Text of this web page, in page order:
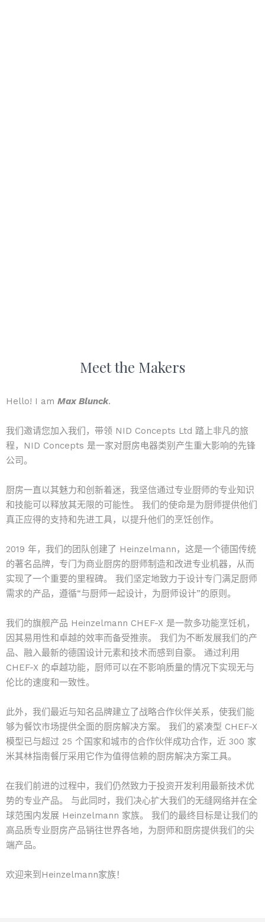
Meet the Makers
Hello! I am Max Blunck.
我们邀请您加入我们，带领 NID Concepts Ltd 踏上非凡的旅
程，NID Concepts 是一家对厨房电器类别产生重大影响的先锋
公司。
厨房一直以其魅力和创新着迷，我坚信通过专业厨师的专业知识
和技能可以释放其无限的可能性。 我们的使命是为厨师提供他们
真正应得的支持和先进工具，以提升他们的烹饪创作。
2019 年，我们的团队创建了 Heinzelmann，这是一个德国传统
的著名品牌，专门为商业厨房的厨师制造和改进专业机器，从而
实现了一个重要的里程碑。 我们坚定地致力于设计专门满足厨师
需求的产品，遵循“与厨师一起设计，为厨师设计”的原则。
我们的旗舰产品 Heinzelmann CHEF-X 是一款多功能烹饪机，
因其易用性和卓越的效率而备受推崇。 我们为不断发展我们的产
品、融入最新的德国设计元素和技术而感到自豪。 通过利用
CHEF-X 的卓越功能，厨师可以在不影响质量的情况下实现无与
伦比的速度和一致性。
此外，我们最近与知名品牌建立了战略合作伙伴关系，使我们能
够为餐饮市场提供全面的厨房解决方案。 我们的紧凑型 CHEF-X
模型已与超过 25 个国家和城市的合作伙伴成功合作，近 300 家
米其林指南餐厅采用它作为值得信赖的厨房解决方案工具。
在我们前进的过程中，我们仍然致力于投资开发利用最新技术优
势的专业产品。 与此同时，我们决心扩大我们的无缝网络并在全
球范围内发展 Heinzelmann 家族。 我们的最终目标是让我们的
高品质专业厨房产品销往世界各地，为厨师和厨房提供我们的尖
端产品。
欢迎来到Heinzelmann家族！